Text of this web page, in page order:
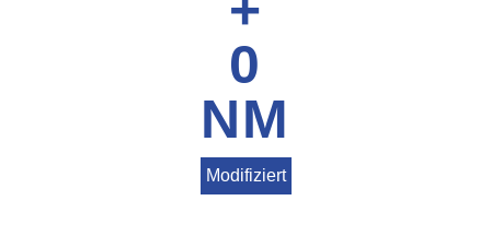
0
NM
Modifiziert